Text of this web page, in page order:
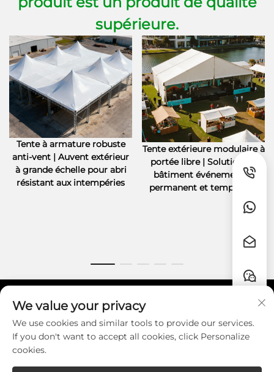
supérieure.
Tente à armature robuste
anti-vent | Auvent extérieur
à grande échelle pour abri
résistant aux intempéries
Tente extérieure modulaire à
portée libre | Solution de
bâtiment événementiel
permanent et temporaire
Liens rapides
CONTACT
We value your privacy
We use cookies and similar tools to provide our services.
If you don't want to accept all cookies, click Personalize
cookies.